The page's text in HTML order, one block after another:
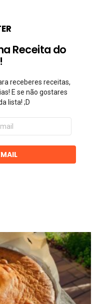
Receita do
receberes receitas,
E se não gostares
lista! ;D